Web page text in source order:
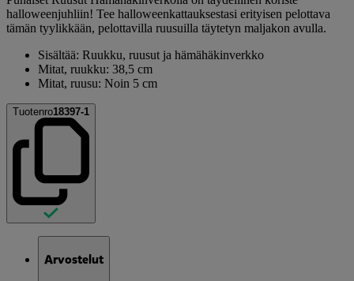
halloweenjuhliin! Tee halloweenkattauksestasi erityisen pelottava
tämän tyylikkään, pelottavilla ruusuilla täytetyn maljakon avulla.
Sisältää: Ruukku, ruusut ja hämähäkinverkko
Mitat, ruukku: 38,5 cm
Mitat, ruusu: Noin 5 cm
Tuotenro18397-1
Arvostelut